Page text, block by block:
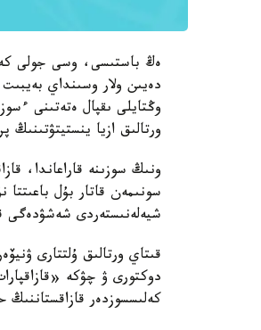
ەڭ باستىسى، وسى جولى
دەيىن ولار وسىنداي
وڭتايلى ىقپال ەتەتىنى
ورتالىق ازيا
ونىڭ سوزىنە قاراعاندا،
سونىمەن قاتار بۇل باعىتتا
شيەلەنىستەردى شەشۋدەگى
قىتاي ورتالىق ۇلتتارى
دوكتورى ۋ چۋكە
كەلىسسوزدەر